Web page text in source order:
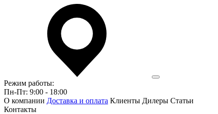
Режим работы:
Пн-Пт: 9:00 - 18:00
О компании Доставка и оплата Клиенты Дилеры Статьи
Контакты